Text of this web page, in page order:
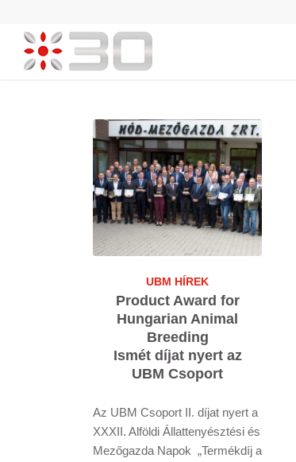
UBM HÍREK
Product Award for
Hungarian Animal
Breeding
Ismét díjat nyert az
UBM Csoport
Az UBM Csoport II. díjat nyert a
XXXII. Alföldi Állattenyésztési és
Mezőgazda Napok „Termékdíj a